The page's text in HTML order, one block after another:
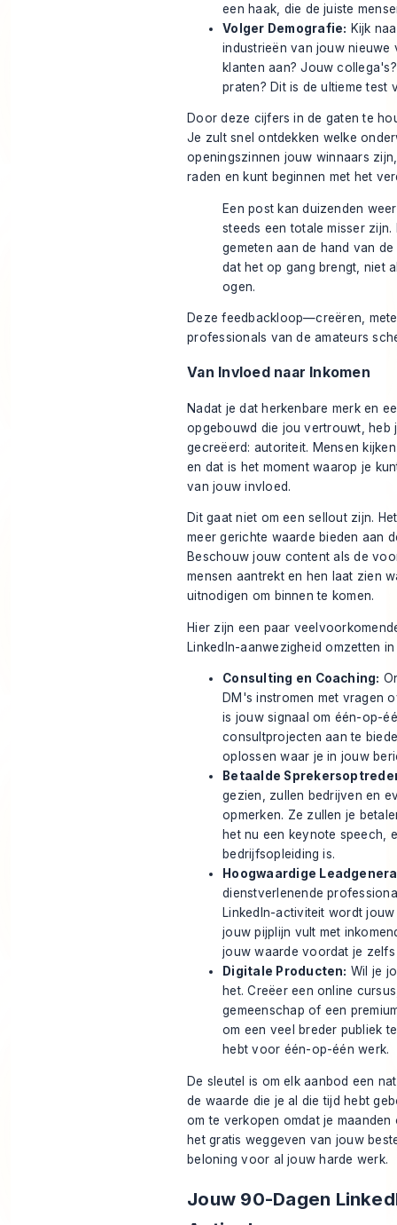
een haak, die de juiste
Volger Demografie: Kijk
industrieën van jouw nieuwe
klanten aan? Jouw
praten? Dit is de ultieme test
Door deze cijfers in de gaten te
Je zult snel ontdekken welke
openingszinnen jouw winnaars
raden en kunt beginnen met het
Een post kan duizenden
steeds een totale misser
gemeten aan de hand van
dat het op gang brengt, niet
ogen.
Deze feedbackloop—creëren,
professionals van de amateurs
Van Invloed naar Inkomen
Nadat je dat herkenbare merk en
opgebouwd die jou vertrouwt,
gecreëerd: autoriteit. Mensen
en dat is het moment waarop je
van jouw invloed.
Dit gaat niet om een sellout zijn.
meer gerichte waarde bieden aan
Beschouw jouw content als de
mensen aantrekt en hen laat zien
uitnodigen om binnen te komen.
Hier zijn een paar
LinkedIn-aanwezigheid omzetten
Consulting en Coaching:
DM's instromen met vragen
is jouw signaal om één-op-
consultprojecten aan te
oplossen waar je in jouw
Betaalde
gezien, zullen bedrijven en
opmerken. Ze zullen je
het nu een keynote speech,
bedrijfsopleiding is.
Hoogwaardige
dienstverlenende
LinkedIn-activiteit wordt
jouw pijplijn vult met
jouw waarde voordat je
Digitale Producten: Wil je
het. Creëer een online
gemeenschap of een
om een veel breder publiek
hebt voor één-op-één werk.
De sleutel is om elk aanbod een
de waarde die je al die tijd hebt
om te verkopen omdat je
het gratis weggeven van jouw
beloning voor al jouw harde werk.
Jouw 90-Dagen